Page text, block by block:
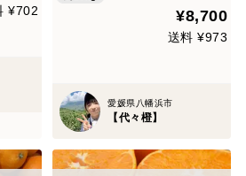
¥702 ¥8,700
送料 ¥973
愛媛県八幡浜市
【代々橙】